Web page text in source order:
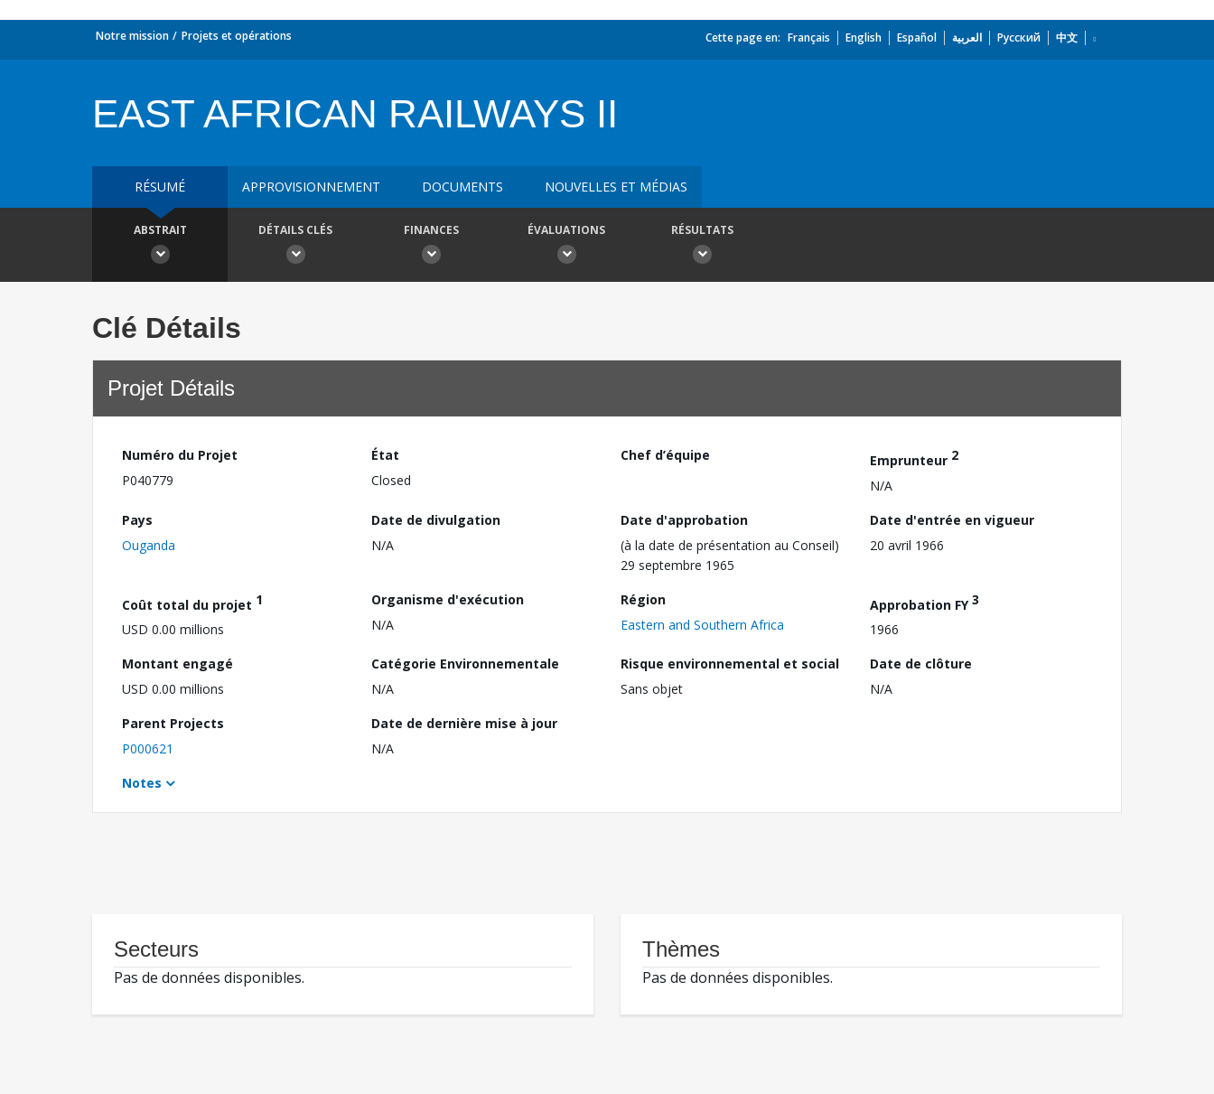
Notre mission Projets et opérations Cette page en: Français English Español العربية Русский 中文
EAST AFRICAN RAILWAYS II
RÉSUMÉ APPROVISIONNEMENT DOCUMENTS NOUVELLES ET MÉDIAS
ABSTRAIT DÉTAILS CLÉS FINANCES ÉVALUATIONS RÉSULTATS
Clé Détails
Projet Détails
Numéro du Projet
P040779
État
Closed
Chef d’équipe Emprunteur 2
N/A
Pays
Ouganda
Date de divulgation
N/A
Date d'approbation
(à la date de présentation au Conseil)
29 septembre 1965
Date d'entrée en vigueur
20 avril 1966
Coût total du projet 1
USD 0.00 millions
Organisme d'exécution
N/A
Région
Eastern and Southern Africa
Approbation FY3
1966
Montant engagé
USD 0.00 millions
Catégorie Environnementale
N/A
Risque environnemental et social
Sans objet
Date de clôture
N/A
Parent Projects
P000621
Date de dernière mise à jour
N/A
Notes
Secteurs
Pas de données disponibles.
Thèmes
Pas de données disponibles.